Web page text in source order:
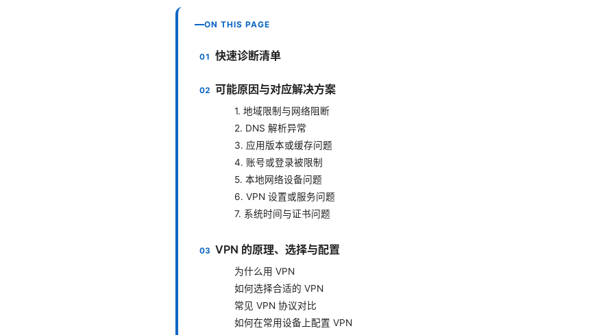
ON THIS PAGE
快速诊断清单
可能原因与对应解决方案
1. 地域限制与网络阻断
2. DNS 解析异常
3. 应用版本或缓存问题
4. 账号或登录被限制
5. 本地网络设备问题
6. VPN 设置或服务问题
7. 系统时间与证书问题
VPN 的原理、选择与配置
为什么用 VPN
如何选择合适的 VPN
常见 VPN 协议对比
如何在常用设备上配置 VPN